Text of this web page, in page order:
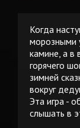
Когда
морозными
камине, а в
горячего
зимней
вокруг
Эта игра -
слышать в